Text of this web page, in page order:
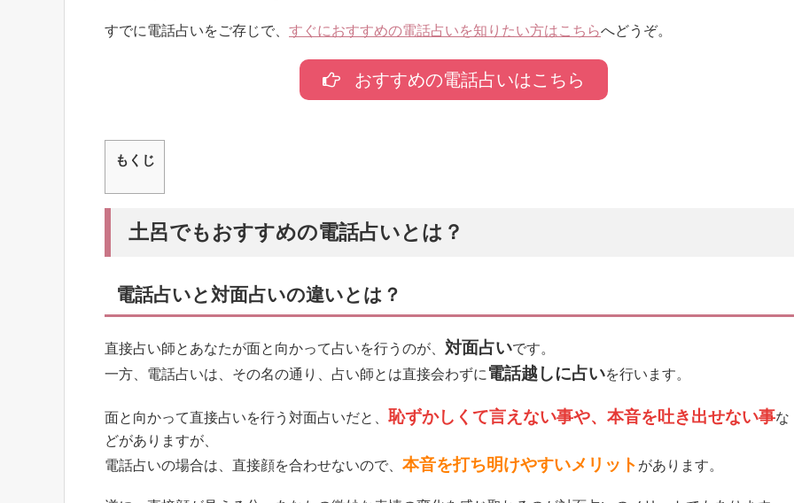
すでに電話占いをご存じで、 すぐにおすすめの電話占いを知りたい方はこちらへどうぞ。
おすすめの電話占いはこちら
もくじ
土呂でもおすすめの電話占いとは？
電話占いと対面占いの違いとは？
直接占い師とあなたが面と向かって占いを行うのが、 対面占いです。
一方、電話占いは、その名の通り、占い師とは直接会わずに 電話越しに占いを行います。
面と向かって直接占いを行う対面占いだと、 恥ずかしくて言えない事や、本音を吐き出せない事な
どがありますが、
電話占いの場合は、直接顔を合わせないので、 本音を打ち明けやすいメリット があります。